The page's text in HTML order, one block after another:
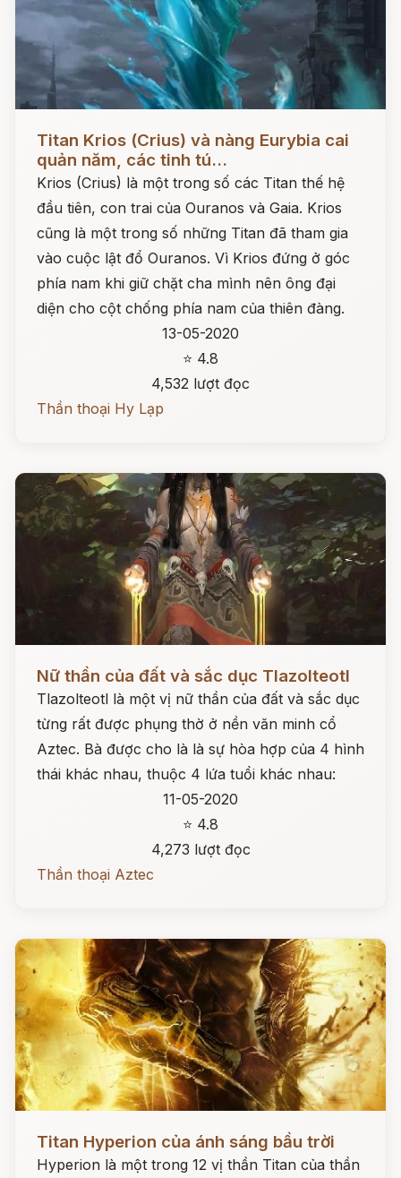
Titan Krios (Crius) và nàng Eurybia cai
quản năm, các tinh tú...
Krios (Crius) là một trong số các Titan thế hệ
đầu tiên, con trai của Ouranos và Gaia. Krios
cũng là một trong số những Titan đã tham gia
vào cuộc lật đổ Ouranos. Vì Krios đứng ở góc
phía nam khi giữ chặt cha mình nên ông đại
diện cho cột chống phía nam của thiên đàng.
13-05-2020
⭐ 4.8
4,532 lượt đọc
Thần thoại Hy Lạp
Nữ thần của đất và sắc dục Tlazolteotl
Tlazolteotl là một vị nữ thần của đất và sắc dục
từng rất được phụng thờ ở nền văn minh cổ
Aztec. Bà được cho là là sự hòa hợp của 4 hình
thái khác nhau, thuộc 4 lứa tuổi khác nhau:
11-05-2020
⭐ 4.8
4,273 lượt đọc
Thần thoại Aztec
Titan Hyperion của ánh sáng bầu trời
Hyperion là một trong 12 vị thần Titan của thần